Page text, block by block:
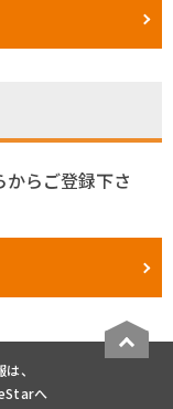
らご登録下さ
、
へ